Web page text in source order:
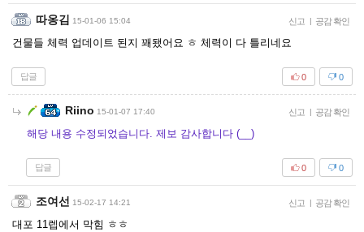
따옹김 15-01-06 15:04 신고 | 공감 확인
건물들 체력 업데이트 된지 꽤됐어요 ㅎ 체력이 다 틀리네요
답글 0
0
Riino 15-01-07 17:40 신고 | 공감 확인
해당 내용 수정되었습니다. 제보 감사합니다 (__)
답글 0
0
조여선 15-02-17 14:21 신고 | 공감 확인
대포 11렙에서 막힘 ㅎㅎ